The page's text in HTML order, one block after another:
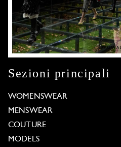
Sezioni principali
WOMENSWEAR
MENSWEAR
COUTURE
MODELS